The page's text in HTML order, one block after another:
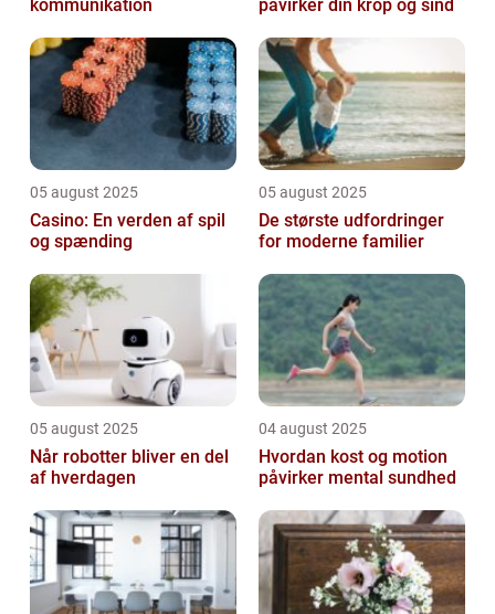
kommunikation påvirker din krop og sind
05 august 2025
Casino: En verden af spil
og spænding
05 august 2025
De største udfordringer
for moderne familier
05 august 2025
Når robotter bliver en del
af hverdagen
04 august 2025
Hvordan kost og motion
påvirker mental sundhed